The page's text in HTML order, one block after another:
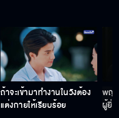
ถ้าจะเข้ามาทำงานในวังต้อง
แต่งกายให้เรียบร้อย
พญ
ผู้ยิ่ง